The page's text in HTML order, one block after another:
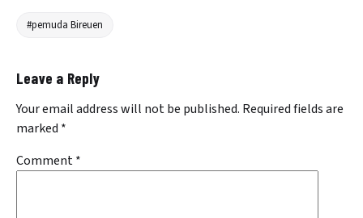
#pemuda Bireuen
Leave a Reply
Your email address will not be published. Required fields are
marked *
Comment*